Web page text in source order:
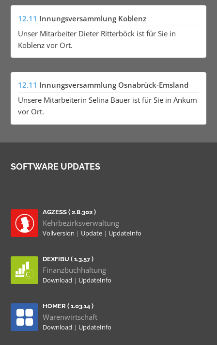
12.11 Innungsversammlung Koblenz
Unser Mitarbeiter Dieter Ritterböck ist für Sie in
Koblenz vor Ort.
12.11 Innungsversammlung Osnabrück-Emsland
Unsere Mitarbeiterin Selina Bauer ist für Sie in Ankum
vor Ort.
SOFTWARE UPDATES
AGZESS ( 2.8.302 )
Kehrbezirksverwaltung
Vollversion | Update | UpdateInfo
DEXFIBU ( 1.3.57 )
Finanzbuchhaltung
Download | UpdateInfo
HOMER ( 1.03.14 )
Warenwirtschaft
Download | UpdateInfo